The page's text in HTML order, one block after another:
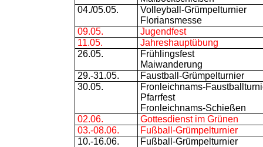
04./05.05.
Volleyball-Grümpelturnier
Floriansmesse
09.05.
Jugendfest
11.05.
Jahreshauptübung
26.05.
Frühlingsfest
Maiwanderung
29.-31.05.
Faustball-Grümpelturnier
30.05.
Fronleichnams-
Pfarrfest
Fronleichnams-Schießen
02.06.
Gottesdienst im Grünen
03.-08.06.
Fußball-Grümpelturnier
10.-16.06.
Fußball-Grümpelturnier